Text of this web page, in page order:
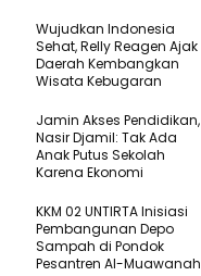
Wujudkan Indonesia
Sehat, Relly Reagen Ajak
Daerah Kembangkan
Wisata Kebugaran
Jamin Akses Pendidikan,
Nasir Djamil: Tak Ada
Anak Putus Sekolah
Karena Ekonomi
KKM 02 UNTIRTA Inisiasi
Pembangunan Depo
Sampah di Pondok
Pesantren Al-Muawanah